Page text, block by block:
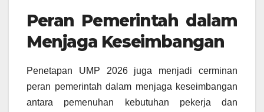
Peran Pemerintah dalam
Menjaga Keseimbangan
Penetapan UMP 2026 juga menjadi cerminan
peran pemerintah dalam menjaga keseimbangan
antara pemenuhan kebutuhan pekerja dan